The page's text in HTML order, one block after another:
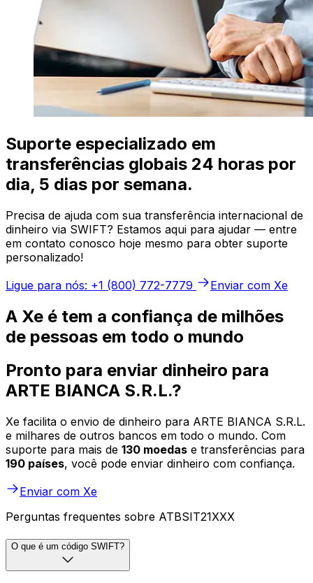
Suporte especializado em
transferências globais 24 horas por
dia, 5 dias por semana.
Precisa de ajuda com sua transferência internacional de
dinheiro via SWIFT? Estamos aqui para ajudar — entre
em contato conosco hoje mesmo para obter suporte
personalizado!
Ligue para nós: +1 (800) 772-7779
Enviar com Xe
A Xe é tem a confiança de milhões
de pessoas em todo o mundo
Pronto para enviar dinheiro para
ARTE BIANCA S.R.L.?
Xe facilita o envio de dinheiro para ARTE BIANCA S.R.L.
e milhares de outros bancos em todo o mundo. Com
suporte para mais de 130 moedas e transferências para
190 países, você pode enviar dinheiro com confiança.
Enviar com Xe
Perguntas frequentes sobre ATBSIT21XXX
O que é um código SWIFT?